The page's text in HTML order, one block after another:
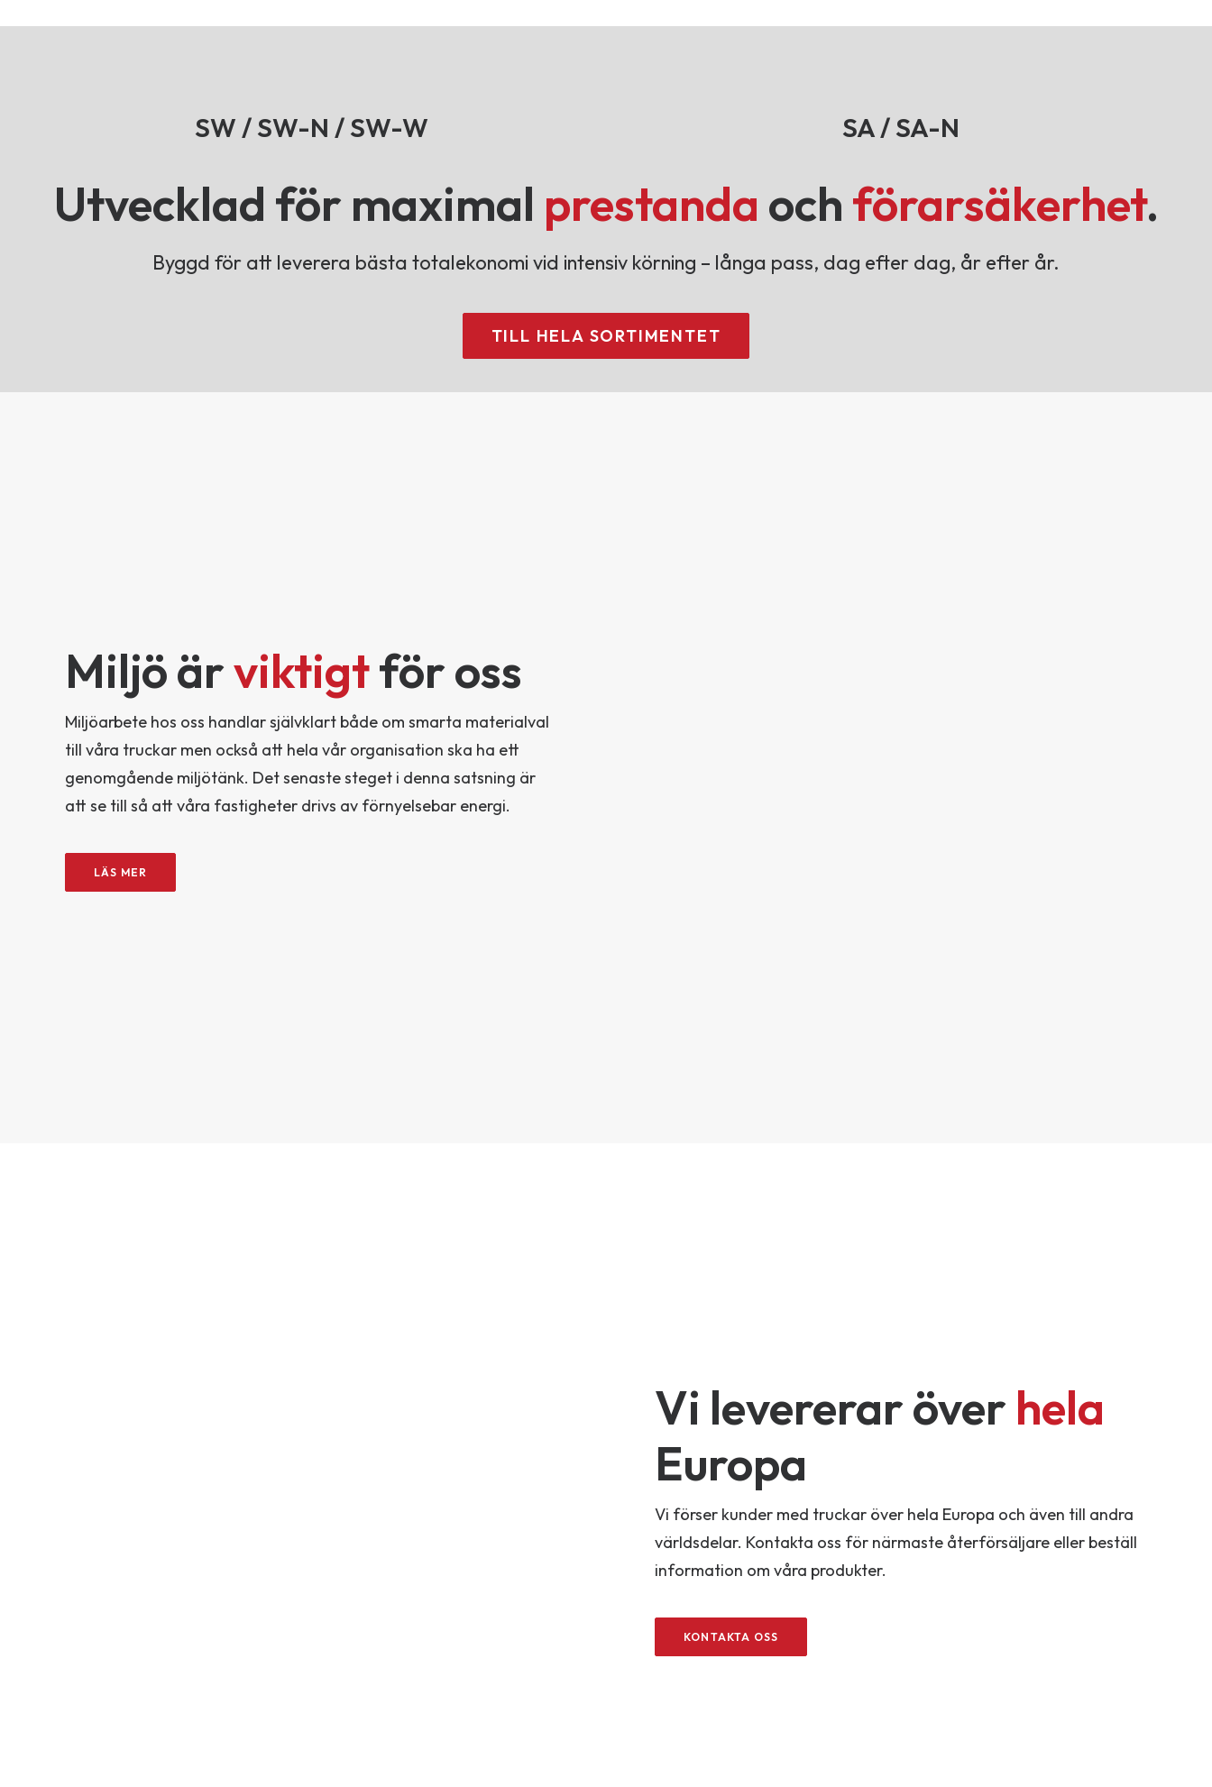
SW / SW-N / SW-W SA / SA-N
Utvecklad för maximal prestanda ochförarsäkerhet.
Byggd för att leverera bästa totalekonomi vid intensiv körning – långa pass, dag efter dag, år efter år.
TILL HELA SORTIMENTET
Miljö ärviktigtför oss
Miljöarbete hos oss handlar självklart både om smarta materialval
till våra truckar men också att hela vår organisation ska ha ett
genomgående miljötänk. Det senaste steget i denna satsning är
att se till så att våra fastigheter drivs av förnyelsebar energi.
LÄS MER
Vi levererar överhela
Europa
Vi förser kunder med truckar över hela Europa och även till andra
världsdelar. Kontakta oss för närmaste återförsäljare eller beställ
information om våra produkter.
KONTAKTA OSS